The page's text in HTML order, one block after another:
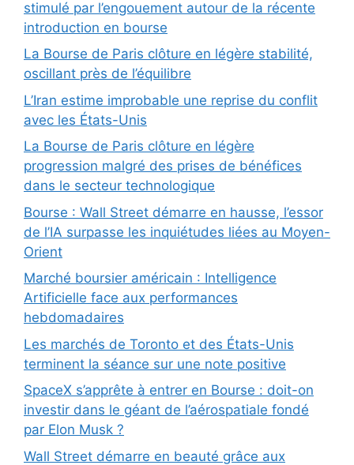
stimulé par l’engouement autour de la récente
introduction en bourse
La Bourse de Paris clôture en légère stabilité,
oscillant près de l’équilibre
L’Iran estime improbable une reprise du conflit
avec les États-Unis
La Bourse de Paris clôture en légère
progression malgré des prises de bénéfices
dans le secteur technologique
Bourse : Wall Street démarre en hausse, l’essor
de l’IA surpasse les inquiétudes liées au Moyen-
Orient
Marché boursier américain : Intelligence
Artificielle face aux performances
hebdomadaires
Les marchés de Toronto et des États-Unis
terminent la séance sur une note positive
SpaceX s’apprête à entrer en Bourse : doit-on
investir dans le géant de l’aérospatiale fondé
par Elon Musk ?
Wall Street démarre en beauté grâce aux